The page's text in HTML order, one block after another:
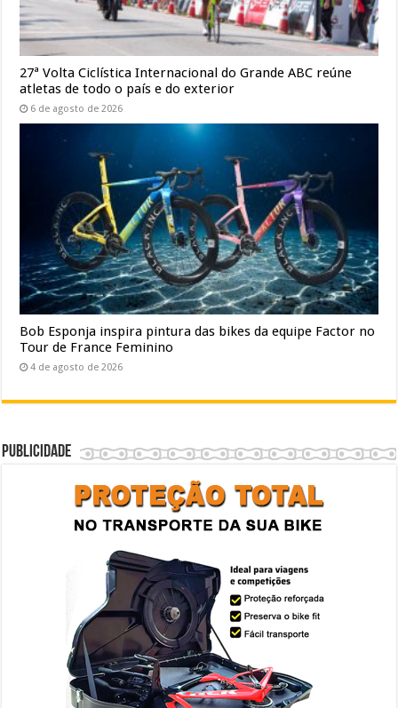
27ª Volta Ciclística Internacional do Grande ABC reúne
atletas de todo o país e do exterior
6 de agosto de 2026
Bob Esponja inspira pintura das bikes da equipe Factor no
Tour de France Feminino
4 de agosto de 2026
Publicidade